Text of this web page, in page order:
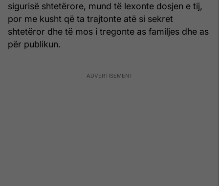
sigurisë shtetërore, mund të lexonte dosjen e tij,
por me kusht që ta trajtonte atë si sekret
shtetëror dhe të mos i tregonte as familjes dhe as
për publikun.